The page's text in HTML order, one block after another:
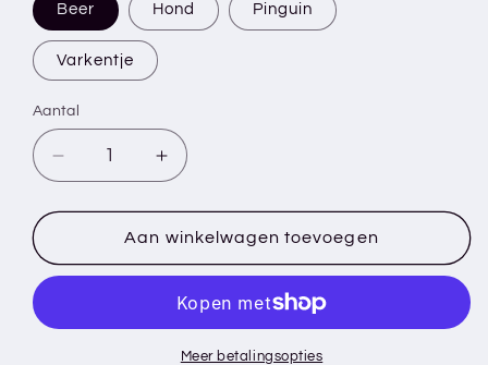
Beer Hond Pinguin
Varkentje
Aantal
Aantal
verlagen
voor
ANIMAL
-
Knuffel
Aantal
verhogen
voor
ANIMAL
-
Knuffel
Aan winkelwagen toevoegen
Meer betalingsopties